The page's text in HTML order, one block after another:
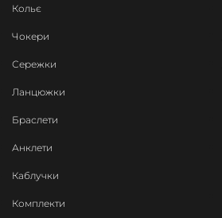
Кольє
Чокери
Сережки
Ланцюжки
Браслети
Анклети
Каблучки
Комплекти